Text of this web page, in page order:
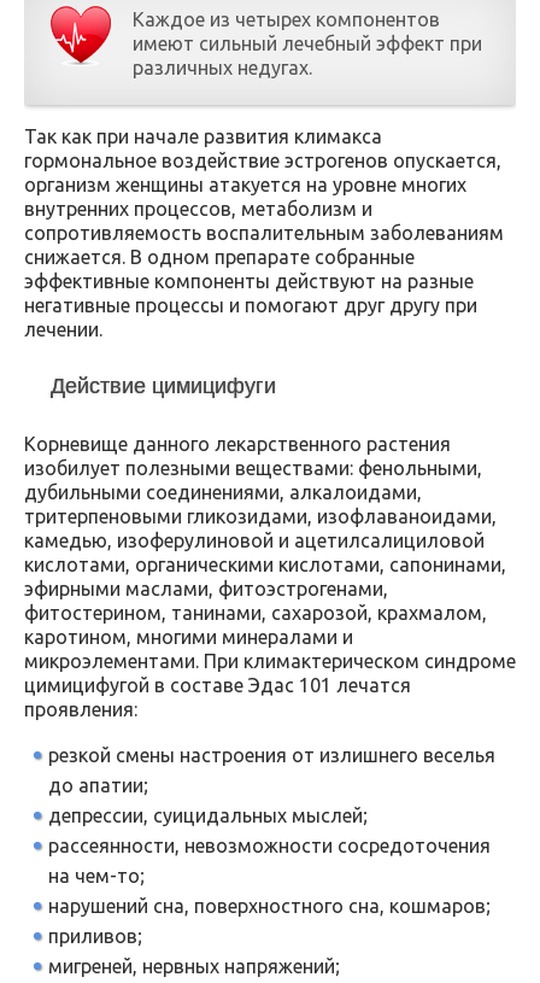
Каждое из четырех компонентов
имеют сильный лечебный эффект при
различных недугах.
Так как при начале развития климакса
гормональное воздействие эстрогенов опускается,
организм женщины атакуется на уровне многих
внутренних процессов, метаболизм и
сопротивляемость воспалительным заболеваниям
снижается. В одном препарате собранные
эффективные компоненты действуют на разные
негативные процессы и помогают друг другу при
лечении.
Действие цимицифуги
Корневище данного лекарственного растения
изобилует полезными веществами: фенольными,
дубильными соединениями, алкалоидами,
тритерпеновыми гликозидами, изофлаваноидами,
камедью, изоферулиновой и ацетилсалициловой
кислотами, органическими кислотами, сапонинами,
эфирными маслами, фитоэстрогенами,
фитостерином, танинами, сахарозой, крахмалом,
каротином, многими минералами и
микроэлементами. При климактерическом синдроме
цимицифугой в составе Эдас 101 лечатся
проявления:
резкой смены настроения от излишнего веселья
до апатии;
депрессии, суицидальных мыслей;
рассеянности, невозможности сосредоточения
на чем-то;
нарушений сна, поверхностного сна, кошмаров;
приливов;
мигреней, нервных напряжений;